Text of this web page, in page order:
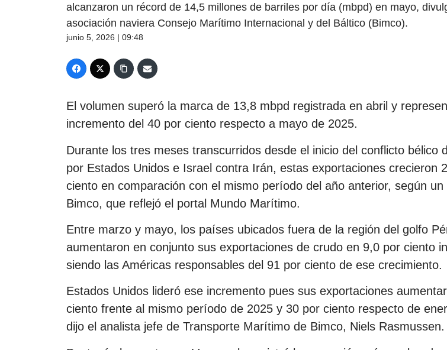
alcanzaron un récord de 14,5 millones de barriles por día (mbpd) en mayo,
asociación naviera Consejo Marítimo Internacional y del Báltico (Bimco).
junio 5, 2026 | 09:48
El volumen superó la marca de 13,8 mbpd registrada en abril y
incremento del 40 por ciento respecto a mayo de 2025.
Durante los tres meses transcurridos desde el inicio del conflicto bélico
por Estados Unidos e Israel contra Irán, estas exportaciones crecieron
ciento en comparación con el mismo período del año anterior, según un
Bimco, que reflejó el portal Mundo Marítimo.
Entre marzo y mayo, los países ubicados fuera de la región del golfo
aumentaron en conjunto sus exportaciones de crudo en 9,0 por ciento
siendo las Américas responsables del 91 por ciento de ese crecimiento.
Estados Unidos lideró ese incremento pues sus exportaciones
ciento frente al mismo período de 2025 y 30 por ciento respecto de
dijo el analista jefe de Transporte Marítimo de Bimco, Niels Rasmussen.